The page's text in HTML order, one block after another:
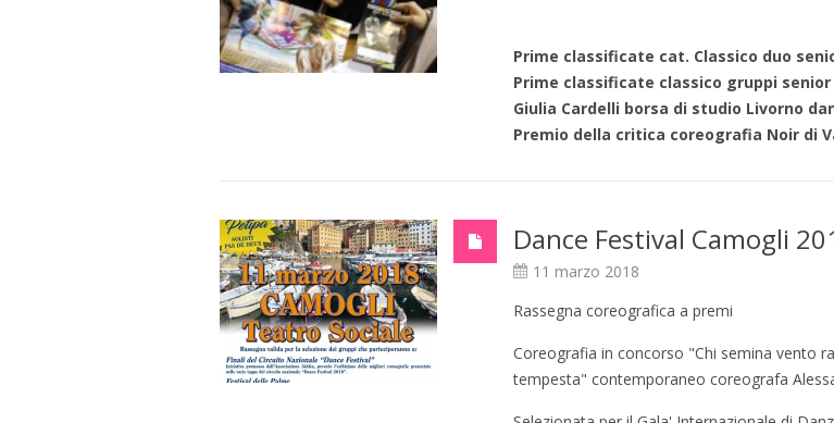
Prime classificate cat. Classico duo
Prime classificate classico gruppi senior
Giulia Cardelli borsa di studio Livorno
Premio della critica coreografia Noir di
Dance Festival Camogli
11 marzo 2018
Rassegna coreografica a premi
Coreografia in concorso "Chi semina vento
tempesta" contemporaneo coreografa